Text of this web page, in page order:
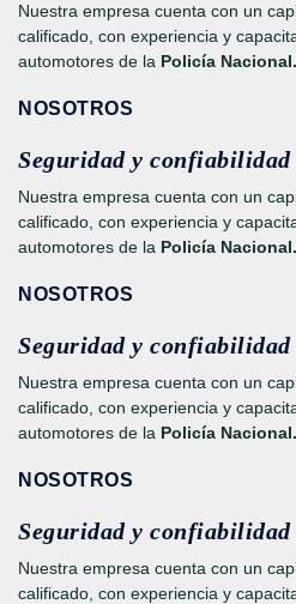
Nuestra empresa cuenta con un
calificado, con experiencia y
automotores de la Policía Nacional.
NOSOTROS
Seguridad y confiabilidad
Nuestra empresa cuenta con un
calificado, con experiencia y
automotores de la Policía Nacional.
NOSOTROS
Seguridad y confiabilidad
Nuestra empresa cuenta con un
calificado, con experiencia y
automotores de la Policía Nacional.
NOSOTROS
Seguridad y confiabilidad
Nuestra empresa cuenta con un
calificado, con experiencia y